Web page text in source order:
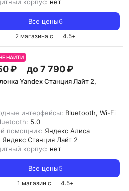
Все цены6
2 магазина с 4.5+
НАЙТИ
₽ до 7 790 ₽
Yandex Станция Лайт 2,
интерфейсы: Bluetooth, Wi-Fi
5.0
помощник: Яндекс Алиса
Яндекс Станция Лайт 2
корпус: нет
Все цены5
1 магазин с 4.5+